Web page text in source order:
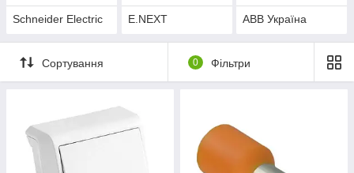
Schneider Electric E.NEXT ABB Україна
Сортування 0 Фільтри